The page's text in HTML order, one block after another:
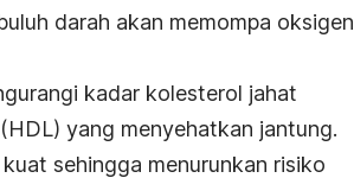
darah akan memompa oksigen
kadar kolesterol jahat
yang menyehatkan jantung.
sehingga menurunkan risiko